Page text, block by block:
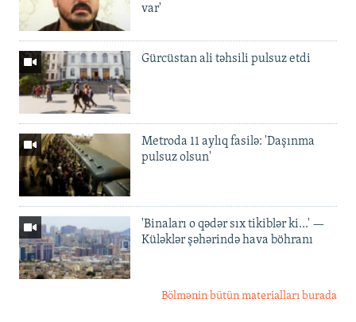
var'
Gürcüstan ali təhsili pulsuz etdi
Metroda 11 aylıq fasilə: 'Daşınma
pulsuz olsun'
'Binaları o qədər sıx tikiblər ki...' —
Küləklər şəhərində hava böhranı
Bölmənin bütün materialları burada